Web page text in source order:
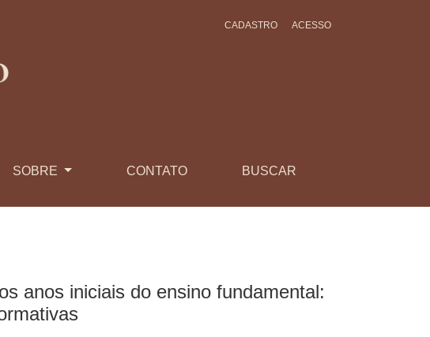
SOBRE CONTATO BUSCAR
CADASTRO ACESSO
anos iniciais do ensino fundamental: